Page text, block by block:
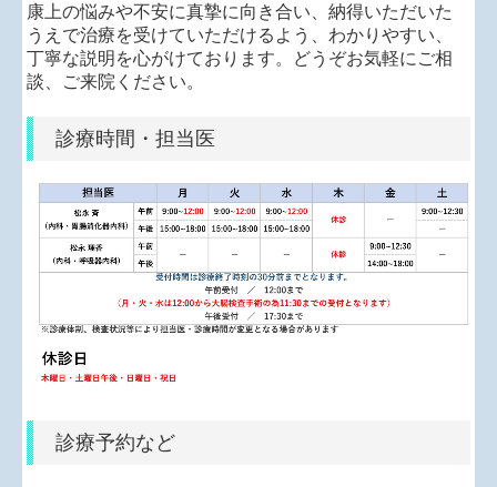
康上の悩みや不安に真摯に向き合い、納得いただいた
うえで治療を受けていただけるよう、わかりやすい、
丁寧な説明を心がけております。どうぞお気軽にご相
談、ご来院ください。
診療時間・担当医
診療予約など